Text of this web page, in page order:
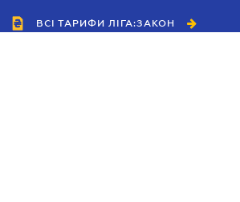
ВСІ ТАРИФИ ЛІГА:ЗАКОН